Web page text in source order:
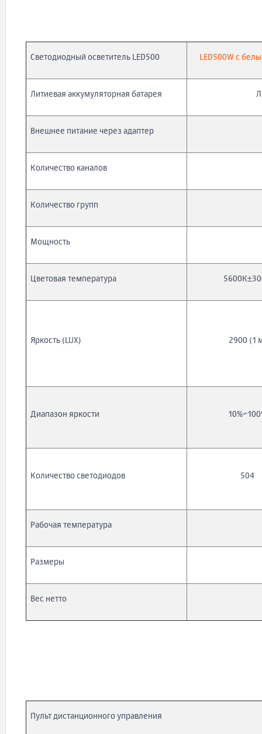
Светодиодный осветитель LED500 LED500W с
Литиевая аккумуляторная батарея
Внешнее питание через адаптер
Количество каналов
Количество групп
Мощность
Цветовая температура
Яркость (LUX) 2900 (1
Диапазон яркости
Количество светодиодов 504
Рабочая температура
Размеры
Вес нетто
Пульт дистанционного управления